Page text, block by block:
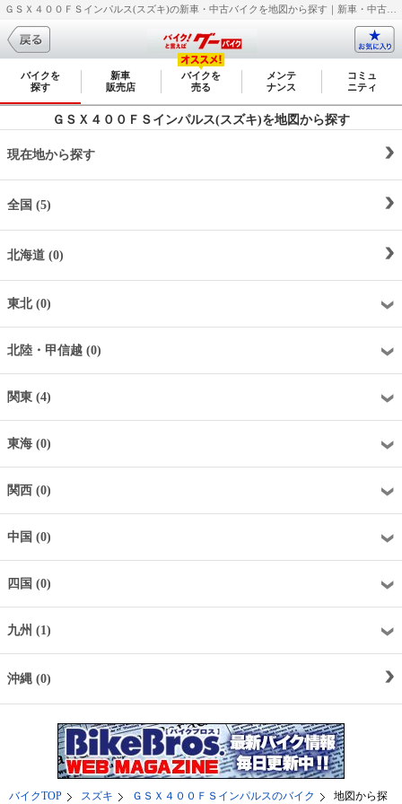
バイクを
探す
新車
販売店
バイクを
売る
メンテ
ナンス
コミュ
ニティ
ＧＳＸ４００ＦＳインパルス(スズキ)を地図から探す
現在地から探す
全国 (5)
北海道 (0)
東北 (0)
北陸・甲信越 (0)
関東 (4)
東海 (0)
関西 (0)
中国 (0)
四国 (0)
九州 (1)
沖縄 (0)
バイクTOP スズキ ＧＳＸ４００ＦＳインパルスのバイク 地図から探